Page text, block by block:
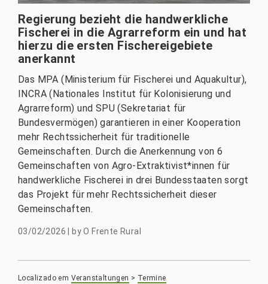
Regierung bezieht die handwerkliche
Fischerei in die Agrarreform ein und hat
hierzu die ersten Fischereigebiete
anerkannt
Das MPA (Ministerium für Fischerei und Aquakultur),
INCRA (Nationales Institut für Kolonisierung und
Agrarreform) und SPU (Sekretariat für
Bundesvermögen) garantieren in einer Kooperation
mehr Rechtssicherheit für traditionelle
Gemeinschaften. Durch die Anerkennung von 6
Gemeinschaften von Agro-Extraktivist*innen für
handwerkliche Fischerei in drei Bundesstaaten sorgt
das Projekt für mehr Rechtssicherheit dieser
Gemeinschaften.
03/02/2026 byO Frente Rural
Localizado em Veranstaltungen > Termine